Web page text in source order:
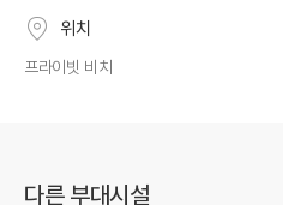
위치
프라이빗 비치
다른 부대시설